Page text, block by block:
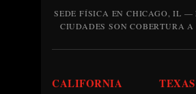
SEDE FÍSICA EN CHICAGO, IL —
CIUDADES SON COBERTURA
CALIFORNIA TEXAS